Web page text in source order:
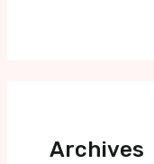
Archives